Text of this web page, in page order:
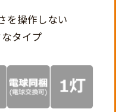
を操作しない
タイプ